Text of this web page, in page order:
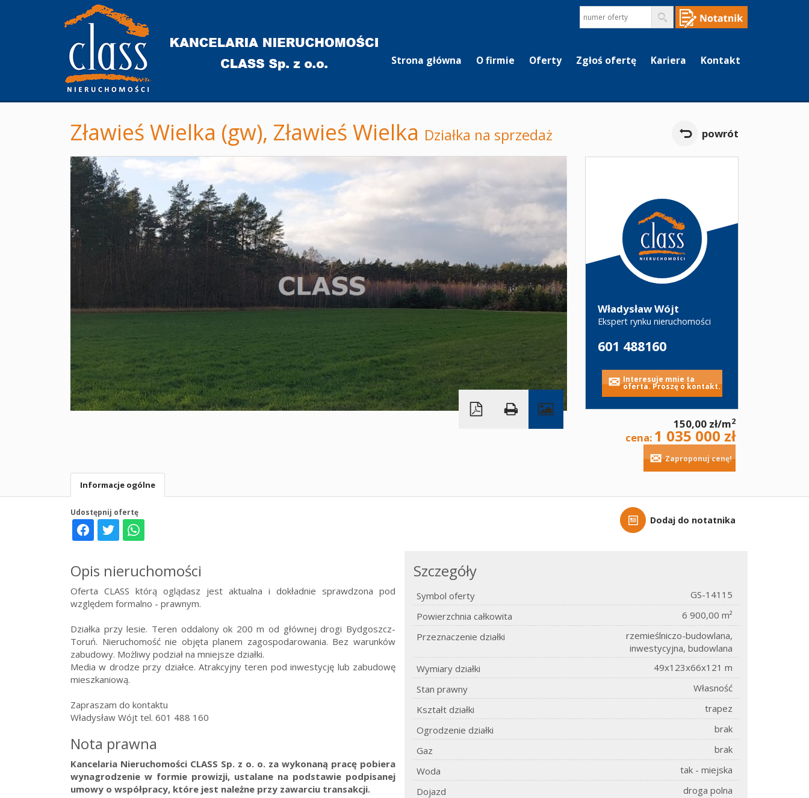
Strona główna O firmie Oferty Zgłoś ofertę Kariera Kontakt
Zławieś Wielka (gw), Zławieś Wielka Działka na sprzedaż powrót
Władysław Wójt
Ekspert rynku nieruchomości
601 488160
Interesuje mnie ta
oferta. Proszę o kontakt.
150,00 zł/m2
cena: 1 035 000 zł
Zaproponuj cenę!
Dodaj do notatnika
Udostępnij ofertę
Informacje ogólne
Opis nieruchomości
Oferta CLASS którą oglądasz jest aktualna i dokładnie sprawdzona pod
względem formalno - prawnym.
Działka przy lesie. Teren oddalony ok 200 m od głównej drogi Bydgoszcz-
Toruń. Nieruchomość nie objęta planem zagospodarowania. Bez warunków
zabudowy. Możliwy podział na mniejsze działki.
Media w drodze przy działce. Atrakcyjny teren pod inwestycję lub zabudowę
mieszkaniową.
Zapraszam do kontaktu
Władysław Wójt tel. 601 488 160
Nota prawna
Kancelaria Nieruchomości CLASS Sp. z o. o. za wykonaną pracę pobiera
wynagrodzenie w formie prowizji, ustalane na podstawie podpisanej
umowy o współpracy, które jest należne przy zawarciu transakcji.
Szczegóły
Symbol oferty
GS-14115
Powierzchnia całkowita
6 900,00 m²
Przeznaczenie działki
rzemieślniczo-budowlana,
inwestycyjna, budowlana
Wymiary działki
49x123x66x121 m
Stan prawny
Własność
Kształt działki
trapez
Ogrodzenie działki
brak
Gaz
brak
Woda
tak - miejska
Dojazd
droga polna